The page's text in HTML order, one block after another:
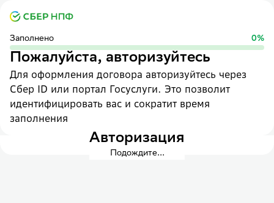
Заполнено 0%
Пожалуйста, авторизуйтесь
Для оформления договора авторизуйтесь через
Сбер ID или портал Госуслуги. Это позволит
идентифицировать вас и сократит время
заполнения
Авторизация
Подождите...